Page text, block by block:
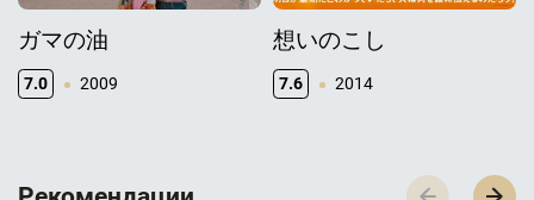
ガマの油
7.0 2009
想いのこし
7.6 2014